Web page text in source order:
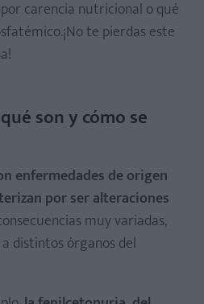
carencia nutricional o qué
te pierdas este
son y cómo se
enfermedades de origen
por ser alteraciones
muy variadas,
distintos órganos del